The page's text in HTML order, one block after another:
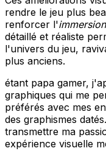
rendre le jeu plus
renforcer l'immersion
détaillé et réaliste
l'univers du jeu,
plus anciens.
étant papa gamer,
graphiques qui me
préférés avec mes
des graphismes
transmettre ma
expérience visuelle